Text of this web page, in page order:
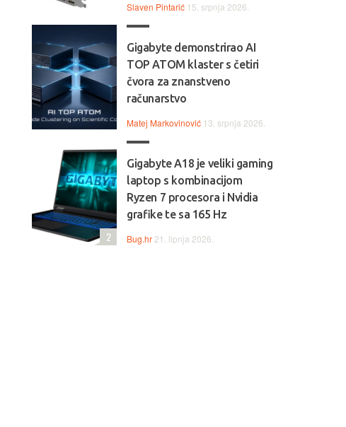
Slaven Pintarić 15. srpnja 2026.
Gigabyte demonstrirao AI
TOP ATOM klaster s četiri
čvora za znanstveno
računarstvo
Matej Markovinović 13. srpnja 2026.
Gigabyte A18 je veliki gaming
laptop s kombinacijom
Ryzen 7 procesora i Nvidia
grafike te sa 165 Hz
Bug.hr 21. lipnja 2026.
2